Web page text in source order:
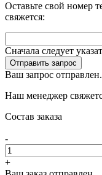
Оставьте свой номер
свяжется:
Сначала следует
Отправить запрос
Ваш запрос отправлен.
Наш менеджер
Состав заказа
-
+